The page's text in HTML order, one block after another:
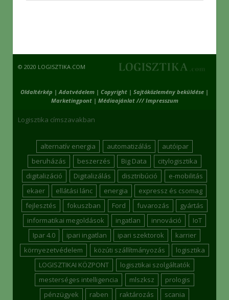
© 2020 LOGISZTIKA.COM
Oldaltérkép |Adatvédelem | Copyright | Sajtóközlemény beküldése |
Marketingpont| Médiaajánlat /// Impresszum
Logisztika címszavakban
alternatív energia automatizálás
autóipar
beruházás
beszerzés Big Data
citylogisztika
digitalizáció
Digitalizálás disztribúció
e-mobilitás
ekaer
ellátási lánc energia
expressz és csomag
fejlesztés
fokuszban Ford fuvarozás
gyártás
informatikai megoldások
ingatlan innováció
IoT
Ipar 4.0
ipari ingatlan ipari szektorok
karrier
környezetvédelem
közúti szállítmányozás
logisztika
LOGISZTIKAI KÖZPONT
logisztikai szolgáltatók
mesterséges intelligencia
mlszksz
prologis
pénzügyek
raben raktározás
scania